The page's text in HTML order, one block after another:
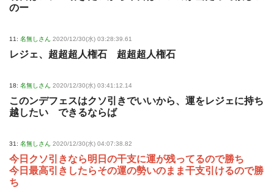
のー
11: 名無しさん 2020/12/30(水) 03:28:39.61
レジェ、超超超人権石 超超超人権石
18: 名無しさん 2020/12/30(水) 03:41:12.14
このンデフェスはクソ引きでいいから、運をレジェに持ち
越したい できるならば
31: 名無しさん 2020/12/30(水) 04:07:38.82
今日クソ引きなら明日の干支に運が残ってるので勝ち
今日最高引きしたらその運の勢いのまま干支引けるので勝
ち